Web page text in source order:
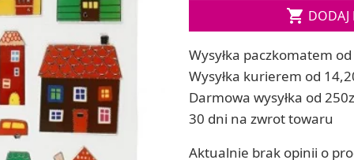
Dodatki: barwniki i zapachy
RZEŹBA, GLINY I ODLEWY
Lepienie i rzeźbienie
Odlewy dekoracyjne
Modelowanie dla dzieci
 DODAJ
Wysyłka paczkomatem od
Wysyłka kurierem od
Darmowa wysyłka od
30 dni na zwrot towaru
Aktualnie brak opinii o